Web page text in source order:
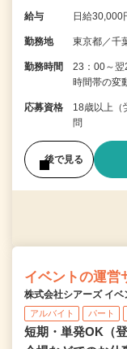
給与 日給
勤務地 東京都／千
勤務時間
23：00～翌
時間帯の
応募資格
18歳以上（
問
後で見る
イベントの運営
株式会社シアーズ イベ
アルバイト パート
短期・単発OK（